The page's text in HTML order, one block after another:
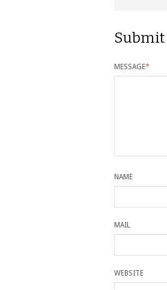
Submit
MESSAGE*
NAME
MAIL
WEBSITE